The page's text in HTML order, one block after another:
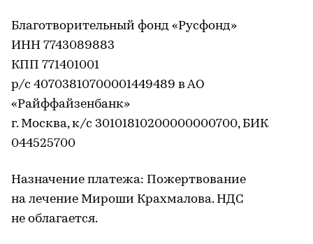
Благотворительный фонд «Русфонд»
ИНН 7743089883
КПП 771401001
р/с 40703810700001449489 в АО
«Райффайзенбанк»
г. Москва, к/с 30101810200000000700, БИК
044525700
Назначение платежа: Пожертвование
на лечение Мироши Крахмалова. НДС
не облагается.